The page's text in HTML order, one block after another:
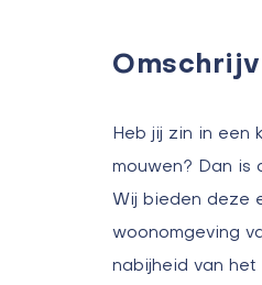
Heb jij zin in een
mouwen? Dan is
Wij bieden deze
woonomgeving
nabijheid van het